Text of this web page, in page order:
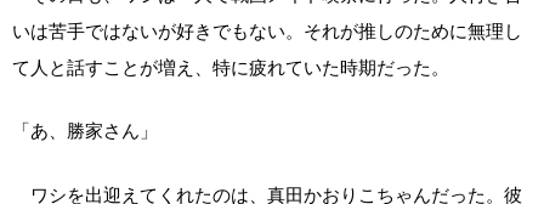
いは苦手ではないが好きでもない。それが推しのために無理し
て人と話すことが増え、特に疲れていた時期だった。
「あ、勝家さん」
ワシを出迎えてくれたのは、真田かおりこちゃんだった。彼